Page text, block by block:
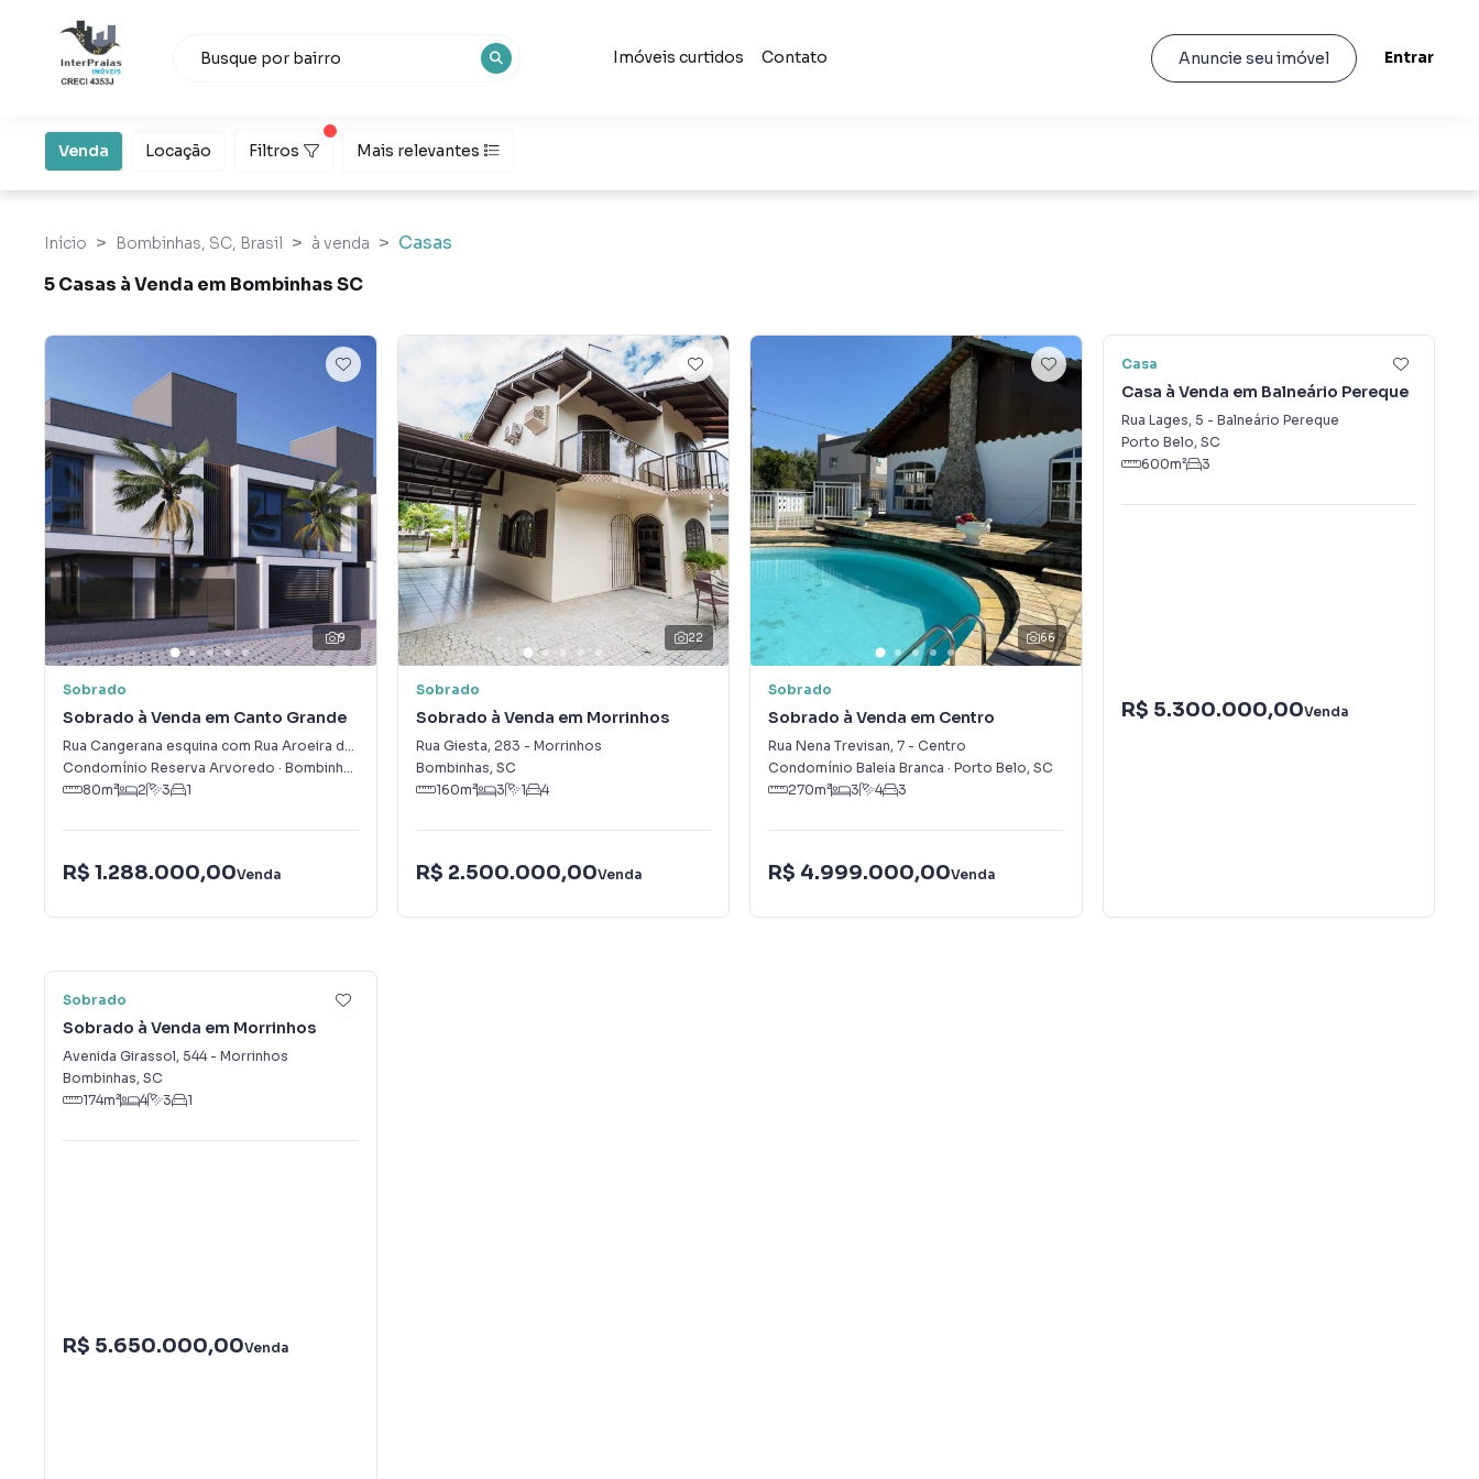
Imóveis curtidos Contato Anuncie seu imóvel Entrar
Venda Locação Filtros Mais relevantes
Início Bombinhas, SC, Brasil à venda
Casas
5 Casas à Venda em Bombinhas SC
9
Sobrado
Sobrado à Venda em Canto Grande
Rua Cangerana esquina com Rua Aroeira do Campo 0- Canto Grande
Condomínio Reserva Arvoredo · Bombinhas
80m² 2 3 1
R$ 1.288.000,00Venda
22
Sobrado
Sobrado à Venda em Morrinhos
Rua Giesta, 283 - Morrinhos
Bombinhas, SC
160m² 3 1 4
R$ 2.500.000,00Venda
66
Sobrado
Sobrado à Venda em Centro
Rua Nena Trevisan, 7 - Centro
Condomínio Baleia Branca · Porto Belo, SC
270m² 3 4 3
R$ 4.999.000,00Venda
Casa
Casa à Venda em Balneário Pereque
Rua Lages, 5 - Balneário Pereque
Porto Belo, SC
600m² 3
R$ 5.300.000,00Venda
Sobrado
Sobrado à Venda em Morrinhos
Avenida Girassol, 544- Morrinhos
Bombinhas, SC
174m² 4 3 1
R$ 5.650.000,00Venda